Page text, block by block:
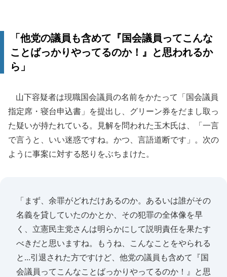
「他党の議員も含めて『国会議員ってこんな
ことばっかりやってるのか！』と思われるか
ら」
山下容疑者は現職国会議員の名前をかたって「国会議員
指定席・寝台申込書」を提出し、グリーン券をだまし取っ
た疑いが持たれている。見解を問われた玉木氏は、「一言
で言うと、いい迷惑ですね。かつ、言語道断です」。次の
ように事案に対する怒りをぶちまけた。
「まず、余罪がどれだけあるのか。あるいは誰がその
名義を貸していたのかとか、その犯罪の全体像を早
く、立憲民主党さんは明らかにして説明責任を果たす
べきだと思いますね。もうね、こんなことをやられる
と...引退された方ですけど、他党の議員も含めて『国
会議員ってこんなことばっかりやってるのか！』と思